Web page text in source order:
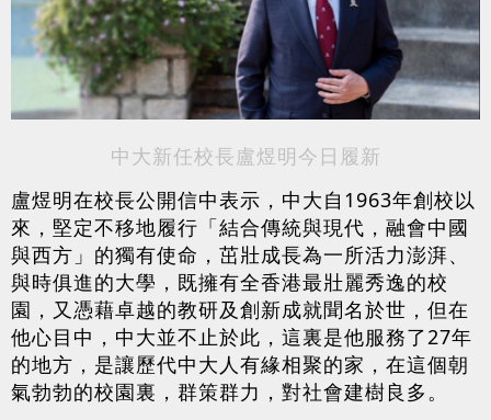
中大新任校長盧煜明今日履新
盧煜明在校長公開信中表示，中大自1963年創校以
來，堅定不移地履行「結合傳統與現代，融會中國
與西方」的獨有使命，茁壯成長為一所活力澎湃、
與時俱進的大學，既擁有全香港最壯麗秀逸的校
園，又憑藉卓越的教研及創新成就聞名於世，但在
他心目中，中大並不止於此，這裏是他服務了27年
的地方，是讓歷代中大人有緣相聚的家，在這個朝
氣勃勃的校園裏，群策群力，對社會建樹良多。